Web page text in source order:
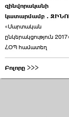
զինվորականի
կատարմամբ .
«Մարտական
ընկերակցություն
ՀՕՊ համատեղ
Բոլորը >>>